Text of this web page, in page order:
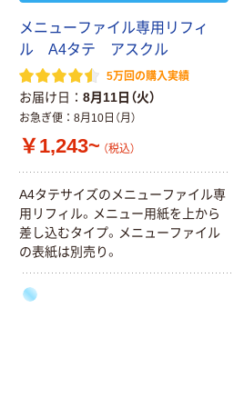
メニューファイル専用リフィ
ル A4タテ アスクル
5万回の購入実績
お届け日 8月11日（火）
お急ぎ便 8月10日（月）
￥1,243~ （税込）
A4タテサイズのメニューファイル専
用リフィル。メニュー用紙を上から
差し込むタイプ。メニューファイル
の表紙は別売り。
オリジナル 本